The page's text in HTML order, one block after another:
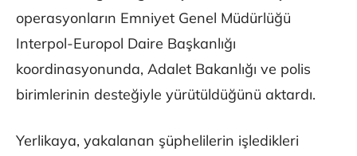
operasyonların Emniyet Genel Müdürlüğü
Interpol-Europol Daire Başkanlığı
koordinasyonunda, Adalet Bakanlığı ve polis
birimlerinin desteğiyle yürütüldüğünü aktardı.
Yerlikaya, yakalanan şüphelilerin işledikleri